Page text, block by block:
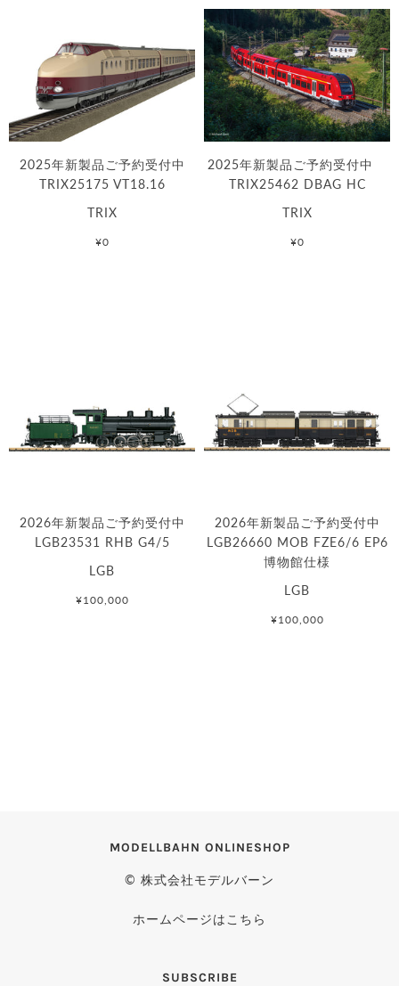
2025年新製品ご予約受付中
TRIX25175 VT18.16
TRIX
¥0
2025年新製品ご予約受付中
TRIX25462 DBAG HC
TRIX
¥0
2026年新製品ご予約受付中
LGB23531 RHB G4/5
LGB
¥100,000
2026年新製品ご予約受付中
LGB26660 MOB FZE6/6 EP6
博物館仕様
LGB
¥100,000
MODELLBAHN ONLINESHOP
© 株式会社モデルバーン
ホームページはこちら
SUBSCRIBE